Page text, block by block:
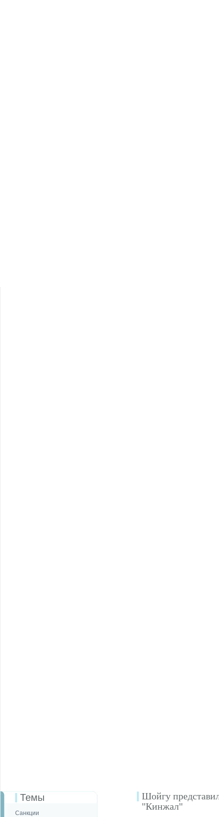
Темы
Санкции
Шойгу
"Кинжал"